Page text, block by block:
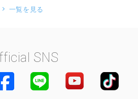
一覧を見る
SNS